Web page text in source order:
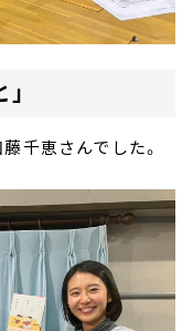
千恵さんでした。